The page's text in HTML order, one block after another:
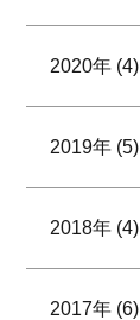
2020年 (4)
2019年 (5)
2018年 (4)
2017年 (6)